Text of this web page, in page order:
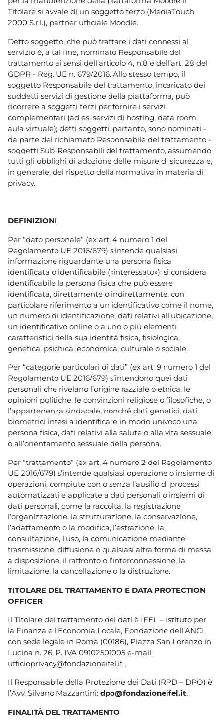
Titolare si avvale di un soggetto terzo (MediaTouch
2000 S.r.l.), partner ufficiale Moodle.
Detto soggetto, che può trattare i dati connessi al
servizio è, a tal fine, nominato Responsabile del
trattamento ai sensi dell’articolo 4, n.8 e dell’art. 28 del
GDPR - Reg. UE n. 679/2016. Allo stesso tempo, il
soggetto Responsabile del trattamento, incaricato dei
suddetti servizi di gestione della piattaforma, può
ricorrere a soggetti terzi per fornire i servizi
complementari (ad es. servizi di hosting, data room,
aula virtuale); detti soggetti, pertanto, sono nominati -
da parte del richiamato Responsabile del trattamento -
soggetti Sub-Responsabili del trattamento, assumendo
tutti gli obblighi di adozione delle misure di sicurezza e,
in generale, del rispetto della normativa in materia di
privacy.
DEFINIZIONI
Per “dato personale” (ex art. 4 numero 1 del
Regolamento UE 2016/679) s’intende qualsiasi
informazione riguardante una persona fisica
identificata o identificabile («interessato»); si considera
identificabile la persona fisica che può essere
identificata, direttamente o indirettamente, con
particolare riferimento a un identificativo come il nome,
un numero di identificazione, dati relativi all’ubicazione,
un identificativo online o a uno o più elementi
caratteristici della sua identità fisica, fisiologica,
genetica, psichica, economica, culturale o sociale.
Per “categorie particolari di dati” (ex art. 9 numero 1 del
Regolamento UE 2016/679) s’intendono quei dati
personali che rivelano l’origine razziale o etnica, le
opinioni politiche, le convinzioni religiose o filosofiche, o
l’appartenenza sindacale, nonché dati genetici, dati
biometrici intesi a identificare in modo univoco una
persona fisica, dati relativi alla salute o alla vita sessuale
o all’orientamento sessuale della persona.
Per “trattamento” (ex art. 4 numero 2 del Regolamento
UE 2016/679) s’intende qualsiasi operazione o insieme di
operazioni, compiute con o senza l’ausilio di processi
automatizzati e applicate a dati personali o insiemi di
dati personali, come la raccolta, la registrazione
l’organizzazione, la strutturazione, la conservazione,
l’adattamento o la modifica, l’estrazione, la
consultazione, l’uso, la comunicazione mediante
trasmissione, diffusione o qualsiasi altra forma di messa
a disposizione, il raffronto o l’interconnessione, la
limitazione, la cancellazione o la distruzione.
TITOLARE DEL TRATTAMENTO E DATA PROTECTION
OFFICER
Il Titolare del trattamento dei dati è IFEL – Istituto per
la Finanza e l’Economia Locale, Fondazione dell’ANCI,
con sede legale in Roma (00186), Piazza San Lorenzo in
Lucina n. 26, P. IVA 09102501005 e-mail:
ufficioprivacy@fondazioneifel.it .
Il Responsabile della Protezione dei Dati (RPD – DPO) è
l’Avv. Silvano Mazzantini: dpo@fondazioneifel.it.
FINALITÀ DEL TRATTAMENTO